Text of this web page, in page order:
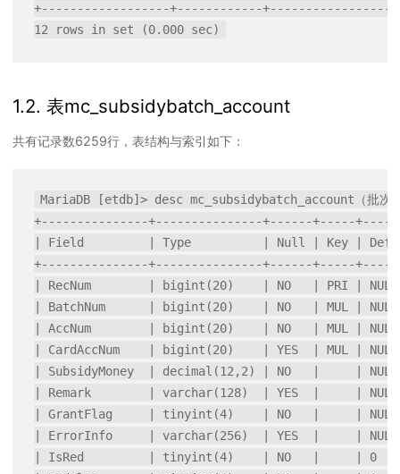
+------------------+------------
1.2. 表mc_subsidybatch_account
共有记录数6259行，表结构与索引如下：
MariaDB [etdb]> desc mc_subsidybatch_account（批次
+---------------+---------------+------+-----
| Field         | Type          | Null | Key |
+---------------+---------------+------+-----
| RecNum        | bigint(20)    | NO   | PRI |
| BatchNum      | bigint(20)    | NO   | MUL |
| AccNum        | bigint(20)    | NO   | MUL |
| CardAccNum    | bigint(20)    | YES  | MUL |
| SubsidyMoney  | decimal(12,2) | NO   |     |
| Remark        | varchar(128)  | YES  |     |
| GrantFlag     | tinyint(4)    | NO   |     |
| ErrorInfo     | varchar(256)  | YES  |     |
| IsRed         | tinyint(4)    | NO   |     |